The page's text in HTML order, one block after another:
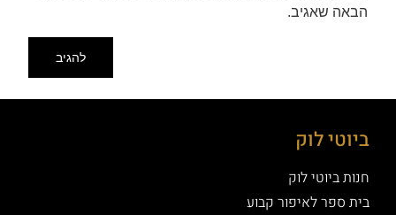
הבאה שאגיב.
ביוטי לוק
חנות ביוטי לוק
בית ספר לאיפור קבוע